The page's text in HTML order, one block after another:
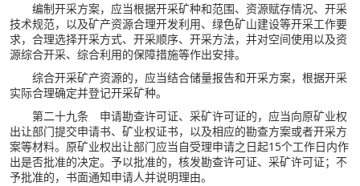
编制开采方案，应当根据开采矿种和范围、资源赋存情况、开采
技术规范，以及矿产资源合理开发利用、绿色矿山建设等开采工作要
求，合理选择开采方式、开采顺序、开采方法，并对空间使用以及资
源综合开采、综合利用的保障措施等作出安排。
综合开采矿产资源的，应当结合储量报告和开采方案，根据开采
实际合理确定并登记开采矿种。
第二十九条 申请勘查许可证、采矿许可证的，应当向原矿业权
出让部门提交申请书、矿业权证书，以及相应的勘查方案或者开采方
案等材料。原矿业权出让部门应当自受理申请之日起15个工作日内作
出是否批准的决定。予以批准的，核发勘查许可证、采矿许可证；不
予批准的，书面通知申请人并说明理由。